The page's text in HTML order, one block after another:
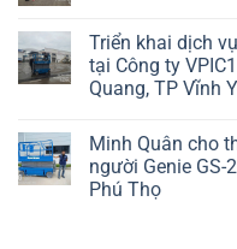
Triển khai dịch
tại Công ty
Quang, TP Vĩnh
Minh Quân cho
người Genie GS-
Phú Thọ